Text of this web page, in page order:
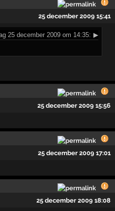
25 december 2009 15:41
25 december 2009 om 14:35: ▶
25 december 2009 15:56
25 december 2009 17:01
25 december 2009 18:08